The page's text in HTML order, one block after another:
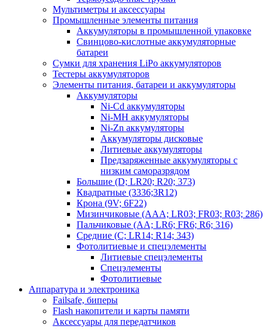
Мультиметры и аксессуары
Промышленные элементы питания
Аккумуляторы в промышленной упаковке
Свинцово-кислотные аккумуляторные
батареи
Сумки для хранения LiPo аккумуляторов
Тестеры аккумуляторов
Элементы питания, батареи и аккумуляторы
Аккумуляторы
Ni-Cd аккумуляторы
Ni-MH аккумуляторы
Ni-Zn аккумуляторы
Аккумуляторы дисковые
Литиевые аккумуляторы
Предзаряженные аккумуляторы с
низким саморазрядом
Большие (D; LR20; R20; 373)
Квадратные (3336;3R12)
Крона (9V; 6F22)
Мизинчиковые (AAA; LR03; FR03; R03; 286)
Пальчиковые (AA; LR6; FR6; R6; 316)
Средние (C; LR14; R14; 343)
Фотолитиевые и спецэлементы
Литиевые спецэлементы
Спецэлементы
Фотолитиевые
Аппаратура и электроника
Failsafe, биперы
Flash накопители и карты памяти
Аксессуары для передатчиков